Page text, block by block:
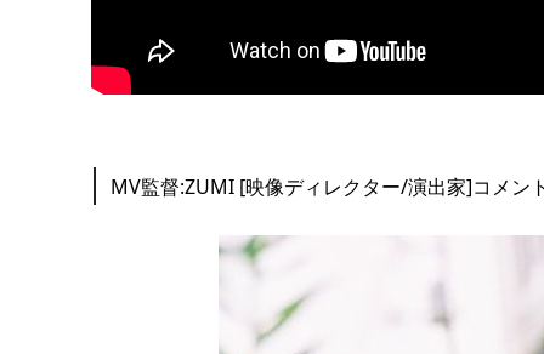
MV監督:ZUMI [映像ディレクター/演出家]コメン